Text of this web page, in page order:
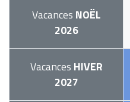
Vacances NOËL
2026
Vacances HIVER
2027